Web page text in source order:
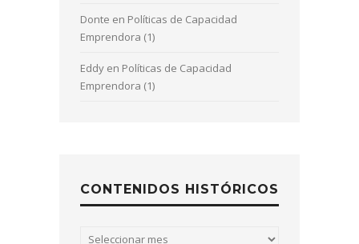
Donte en Políticas de Capacidad
Emprendora (1)
Eddy en Políticas de Capacidad
Emprendora (1)
CONTENIDOS HISTÓRICOS
Contenidos